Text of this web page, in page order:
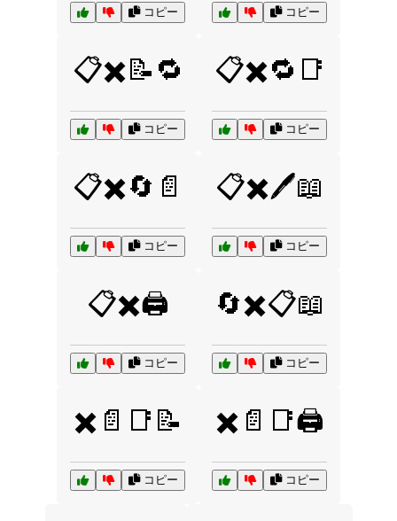
コピー コピー
📋✖️📝🔁
コピー
📋✖️🔁📑
コピー
📋✖️🔄📄
コピー
📋✖️🖊️📖
コピー
📋✖️🖨️
コピー
🔄✖️📋📖
コピー
✖️📄📑📝
コピー
✖️📄📑🖨️
コピー